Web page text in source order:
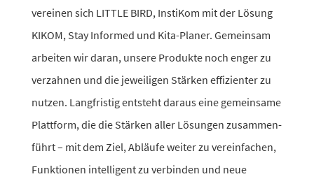
vereinen sich LITTLE BIRD, InstiKom mit der Lösung
KIKOM, Stay Informed und Kita-Planer. Gemeinsam
arbeiten wir daran, unsere Produkte noch enger zu
verzahnen und die jewei­ligen Stärken effi­zi­enter zu
nutzen. Langfristig entsteht daraus eine gemein­same
Plattform, die die Stärken aller Lösungen zusam­men­
führt – mit dem Ziel, Abläufe weiter zu verein­fa­chen,
Funktionen intel­li­gent zu verbinden und neue